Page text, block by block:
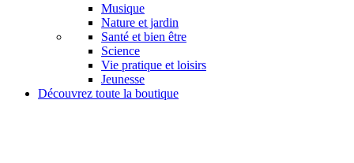
Musique
Nature et jardin
Santé et bien être
Science
Vie pratique et loisirs
Jeunesse
Découvrez toute la boutique